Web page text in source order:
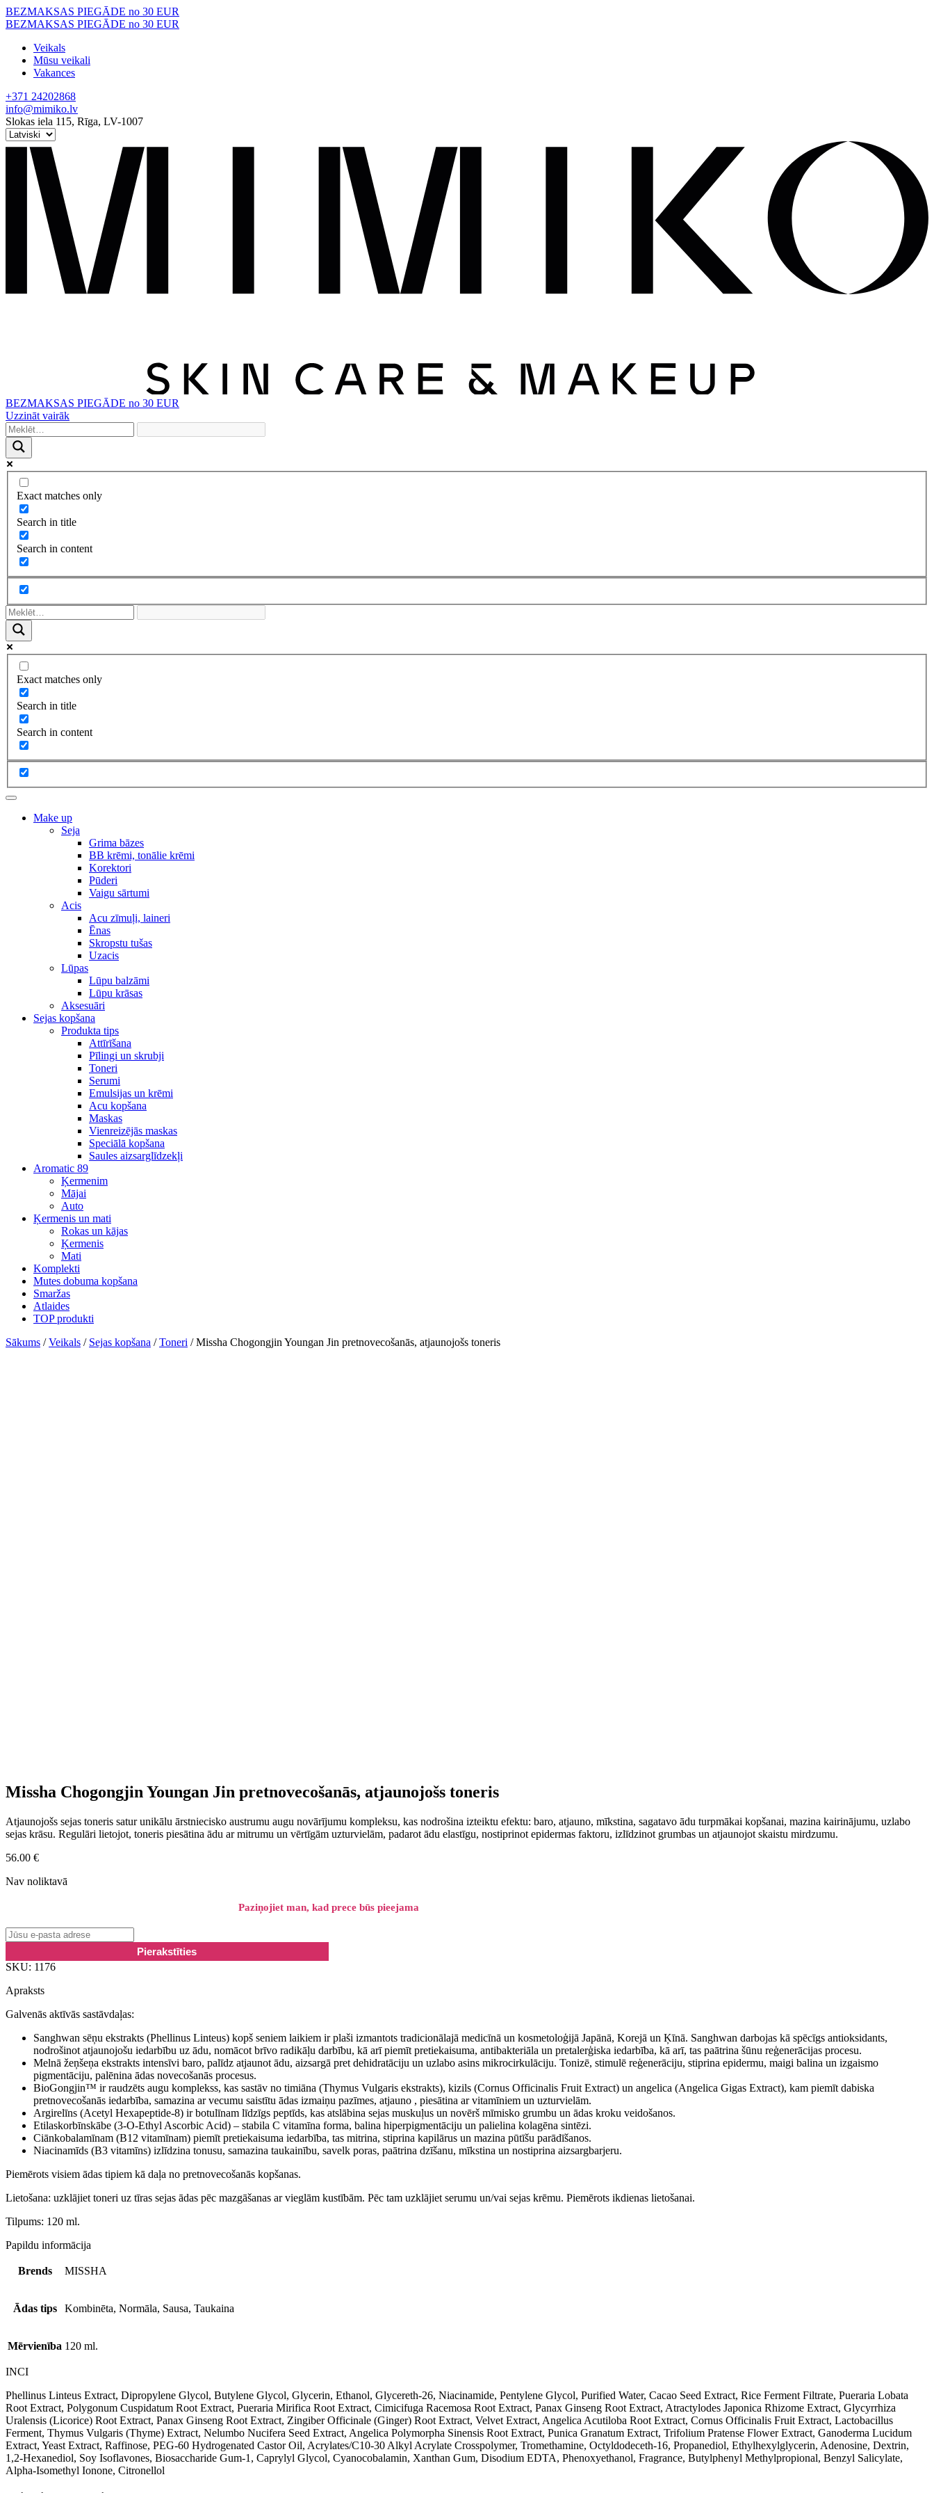
Skip
to
BEZMAKSAS PIEGĀDE no 30 EUR
BEZMAKSAS PIEGĀDE no 30 EUR
Veikals
Mūsu veikali
Vakances
+371 24202868
info@mimiko.lv
Slokas iela 115, Rīga, LV-1007
BEZMAKSAS PIEGĀDE no 30 EUR
Uzzināt vairāk
Exact matches only
Search in title
Search in content
Exact matches only
Search in title
Search in content
Make up
Seja
Grima bāzes
BB krēmi, tonālie krēmi
Korektori
Pūderi
Vaigu sārtumi
Acis
Acu zīmuļi, laineri
Ēnas
Skropstu tušas
Uzacis
Lūpas
Lūpu balzāmi
Lūpu krāsas
Aksesuāri
Sejas kopšana
Produkta tips
Attīrīšana
Pīlingi un skrubji
Toneri
Serumi
Emulsijas un krēmi
Acu kopšana
Maskas
Vienreizējās maskas
Speciālā kopšana
Saules aizsarglīdzekļi
Aromatic 89
Ķermenim
Mājai
Auto
Ķermenis un mati
Rokas un kājas
Ķermenis
Mati
Komplekti
Mutes dobuma kopšana
Smaržas
Atlaides
TOP produkti
Sākums /Veikals / Sejas kopšana /Toneri / Missha Chogongjin Youngan Jin pretnovecošanās, atjaunojošs toneris
Missha Chogongjin Youngan Jin pretnovecošanās, atjaunojošs toneris
Atjaunojošs sejas toneris satur unikālu ārstniecisko austrumu augu novārījumu kompleksu, kas nodrošina izteiktu efektu: baro, atjauno, mīkstina, sagatavo ādu turpmākai kopšanai, mazina kairinājumu, uzlabo
sejas krāsu. Regulāri lietojot, toneris piesātina ādu ar mitrumu un vērtīgām uzturvielām, padarot ādu elastīgu, nostiprinot epidermas faktoru, izlīdzinot grumbas un atjaunojot skaistu mirdzumu.
56.00 €
Nav noliktavā
Paziņojiet man, kad prece būs pieejama
SKU: 1176
Apraksts
Galvenās aktīvās sastāvdaļas:
Sanghwan sēņu ekstrakts (Phellinus Linteus) kopš seniem laikiem ir plaši izmantots tradicionālajā medicīnā un kosmetoloģijā Japānā, Korejā un Ķīnā. Sanghwan darbojas kā spēcīgs antioksidants,
nodrošinot atjaunojošu iedarbību uz ādu, nomācot brīvo radikāļu darbību, kā arī piemīt pretiekaisuma, antibakteriāla un pretalerģiska iedarbība, kā arī, tas paātrina šūnu reģenerācijas procesu.
Melnā žeņšeņa ekstrakts intensīvi baro, palīdz atjaunot ādu, aizsargā pret dehidratāciju un uzlabo asins mikrocirkulāciju. Tonizē, stimulē reģenerāciju, stiprina epidermu, maigi balina un izgaismo
pigmentāciju, palēnina ādas novecošanās procesus.
BioGongjin™️ ir raudzēts augu komplekss, kas sastāv no timiāna (Thymus Vulgaris ekstrakts), kizils (Cornus Officinalis Fruit Extract) un angelica (Angelica Gigas Extract), kam piemīt dabiska
pretnovecošanās iedarbība, samazina ar vecumu saistītu ādas izmaiņu pazīmes, atjauno , piesātina ar vitamīniem un uzturvielām.
Argirelīns (Acetyl Hexapeptide-8) ir botulīnam līdzīgs peptīds, kas atslābina sejas muskuļus un novērš mīmisko grumbu un ādas kroku veidošanos.
Etilaskorbīnskābe (3-O-Ethyl Ascorbic Acid) – stabila C vitamīna forma, balina hiperpigmentāciju un palielina kolagēna sintēzi.
Ciānkobalamīnam (B12 vitamīnam) piemīt pretiekaisuma iedarbība, tas mitrina, stiprina kapilārus un mazina pūtīšu parādīšanos.
Niacinamīds (B3 vitamīns) izlīdzina tonusu, samazina taukainību, savelk poras, paātrina dzīšanu, mīkstina un nostiprina aizsargbarjeru.
Piemērots visiem ādas tipiem kā daļa no pretnovecošanās kopšanas.
Lietošana: uzklājiet toneri uz tīras sejas ādas pēc mazgāšanas ar vieglām kustībām. Pēc tam uzklājiet serumu un/vai sejas krēmu. Piemērots ikdienas lietošanai.
Tilpums: 120 ml.
Papildu informācija
Brends MISSHA
Ādas tips Kombinēta, Normāla, Sausa, Taukaina
Mērvienība 120 ml.
INCI
Phellinus Linteus Extract, Dipropylene Glycol, Butylene Glycol, Glycerin, Ethanol, Glycereth-26, Niacinamide, Pentylene Glycol, Purified Water, Cacao Seed Extract, Rice Ferment Filtrate, Pueraria Lobata
Root Extract, Polygonum Cuspidatum Root Extract, Pueraria Mirifica Root Extract, Cimicifuga Racemosa Root Extract, Panax Ginseng Root Extract, Atractylodes Japonica Rhizome Extract, Glycyrrhiza
Uralensis (Licorice) Root Extract, Panax Ginseng Root Extract, Zingiber Officinale (Ginger) Root Extract, Velvet Extract, Angelica Acutiloba Root Extract, Cornus Officinalis Fruit Extract, Lactobacillus
Ferment, Thymus Vulgaris (Thyme) Extract, Nelumbo Nucifera Seed Extract, Angelica Polymorpha Sinensis Root Extract, Punica Granatum Extract, Trifolium Pratense Flower Extract, Ganoderma Lucidum
Extract, Yeast Extract, Raffinose, PEG-60 Hydrogenated Castor Oil, Acrylates/C10-30 Alkyl Acrylate Crosspolymer, Tromethamine, Octyldodeceth-16, Propanediol, Ethylhexylglycerin, Adenosine, Dextrin,
1,2-Hexanediol, Soy Isoflavones, Biosaccharide Gum-1, Caprylyl Glycol, Cyanocobalamin, Xanthan Gum, Disodium EDTA, Phenoxyethanol, Fragrance, Butylphenyl Methylpropional, Benzyl Salicylate,
Alpha-Isomethyl Ionone, Citronellol